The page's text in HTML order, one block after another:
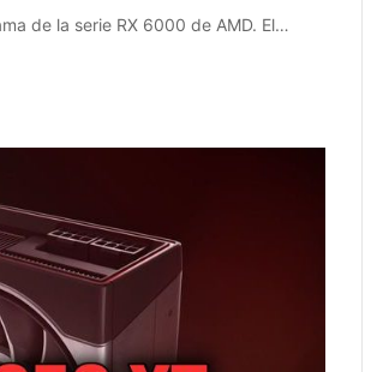
de la serie RX 6000 de AMD. El…